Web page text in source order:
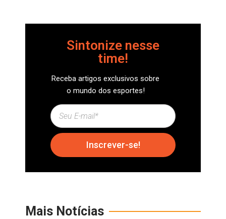
Sintonize nesse
time!
Receba artigos exclusivos sobre
o mundo dos esportes!
Inscrever-se!
Mais Notícias